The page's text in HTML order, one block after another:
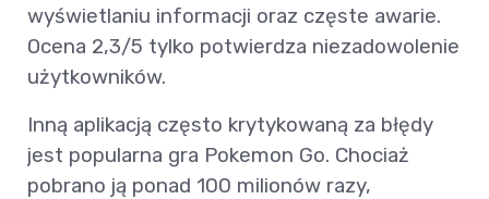
wyświetlaniu informacji oraz częste awarie.
Ocena 2,3/5 tylko potwierdza niezadowolenie
użytkowników.
Inną aplikacją często krytykowaną za błędy
jest popularna gra Pokemon Go. Chociaż
pobrano ją ponad 100 milionów razy,